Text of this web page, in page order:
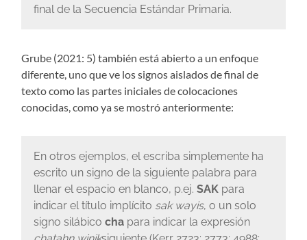
final de la Secuencia Estándar Primaria.
Grube (2021: 5) también está abierto a un enfoque
diferente, uno que ve los signos aislados de final de
texto como las partes iniciales de colocaciones
conocidas, como ya se mostró anteriormente:
En otros ejemplos, el escriba simplemente ha
escrito un signo de la siguiente palabra para
llenar el espacio en blanco, p.ej. SAKpara
indicar el título implícito sak wayis, o un solo
signo silábico chapara indicar la expresión